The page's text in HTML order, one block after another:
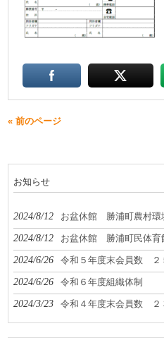
« 前のページ
お知らせ
2024/8/12 お盆休館 勝浦町農村環
2024/8/12 お盆休館 勝浦町民体育
2024/6/26 令和５年度末会員数 ２
2024/6/26 令和６年度組織体制
2024/3/23 令和４年度末会員数 ２